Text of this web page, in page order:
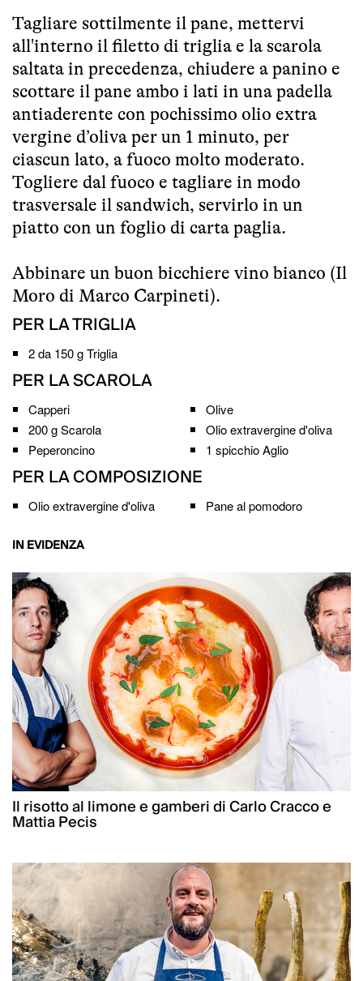
Tagliare sottilmente il pane, mettervi
all'interno il filetto di triglia e la scarola
saltata in precedenza, chiudere a panino e
scottare il pane ambo i lati in una padella
antiaderente con pochissimo olio extra
vergine d’oliva per un 1 minuto, per
ciascun lato, a fuoco molto moderato.
Togliere dal fuoco e tagliare in modo
trasversale il sandwich, servirlo in un
piatto con un foglio di carta paglia.
Abbinare un buon bicchiere vino bianco (Il
Moro di Marco Carpineti).
PER LA TRIGLIA
2 da 150 gTriglia
PER LA SCAROLA
Capperi
Olive
200 gScarola
Olio extravergine d'oliva
Peperoncino
1 spicchioAglio
PER LA COMPOSIZIONE
Olio extravergine d'oliva Pane al pomodoro
IN EVIDENZA
Il risotto al limone e gamberi di Carlo Cracco e
Mattia Pecis